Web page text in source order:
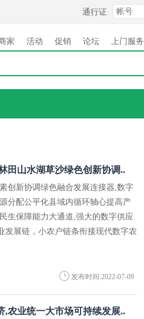
通行证
家 活动 促销 论坛 上门服务
田山水湖草沙绿色创新协调..
创新协调绿色融合发展连接器,数字
分配公平化县域内循环轴心提高产
生保障能力大通道,强大的数字供应
发展链，小农户链条衔接现代数字农
发布时间:2022-07-09
,农业统一大市场可持续发展..